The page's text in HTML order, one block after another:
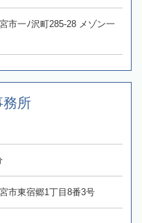
市一ﾉ沢町285-28 メゾン一
務所
市東宿郷1丁目8番3号